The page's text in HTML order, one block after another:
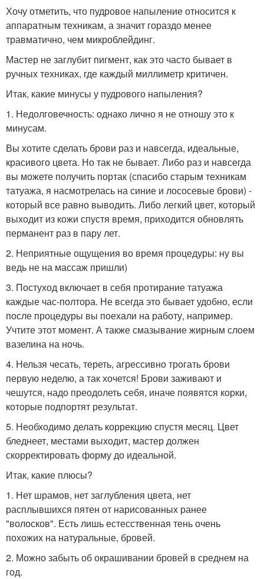
Хочу отметить, что пудровое напыление относится к
аппаратным техникам, а значит гораздо менее
травматично, чем микроблейдинг.
Мастер не заглубит пигмент, как это часто бывает в
ручных техниках, где каждый миллиметр критичен.
Итак, какие минусы у пудрового напыления?
1. Недолговечность: однако лично я не отношу это к
минусам.
Вы хотите сделать брови раз и навсегда, идеальные,
красивого цвета. Но так не бывает. Либо раз и навсегда
вы можете получить портак (спасибо старым техникам
татуажа, я насмотрелась на синие и лососевые брови) -
который все равно выводить. Либо легкий цвет, который
выходит из кожи спустя время, приходится обновлять
перманент раз в пару лет.
2. Неприятные ощущения во время процедуры: ну вы
ведь не на массаж пришли)
3. Постуход включает в себя протирание татуажа
каждые час-полтора. Не всегда это бывает удобно, если
после процедуры вы поехали на работу, например.
Учтите этот момент. А также смазывание жирным слоем
вазелина на ночь.
4. Нельзя чесать, тереть, агрессивно трогать брови
первую неделю, а так хочется! Брови заживают и
чешутся, надо преодолеть себя, иначе появятся корки,
которые подпортят результат.
5. Необходимо делать коррекцию спустя месяц. Цвет
бледнеет, местами выходит, мастер должен
скорректировать форму до идеальной.
Итак, какие плюсы?
1. Нет шрамов, нет заглубления цвета, нет
расплывшихся пятен от нарисованных ранее
"волосков". Есть лишь естесственная тень очень
похожих на натуральные, бровей.
2. Можно забыть об окрашивании бровей в среднем на
год.